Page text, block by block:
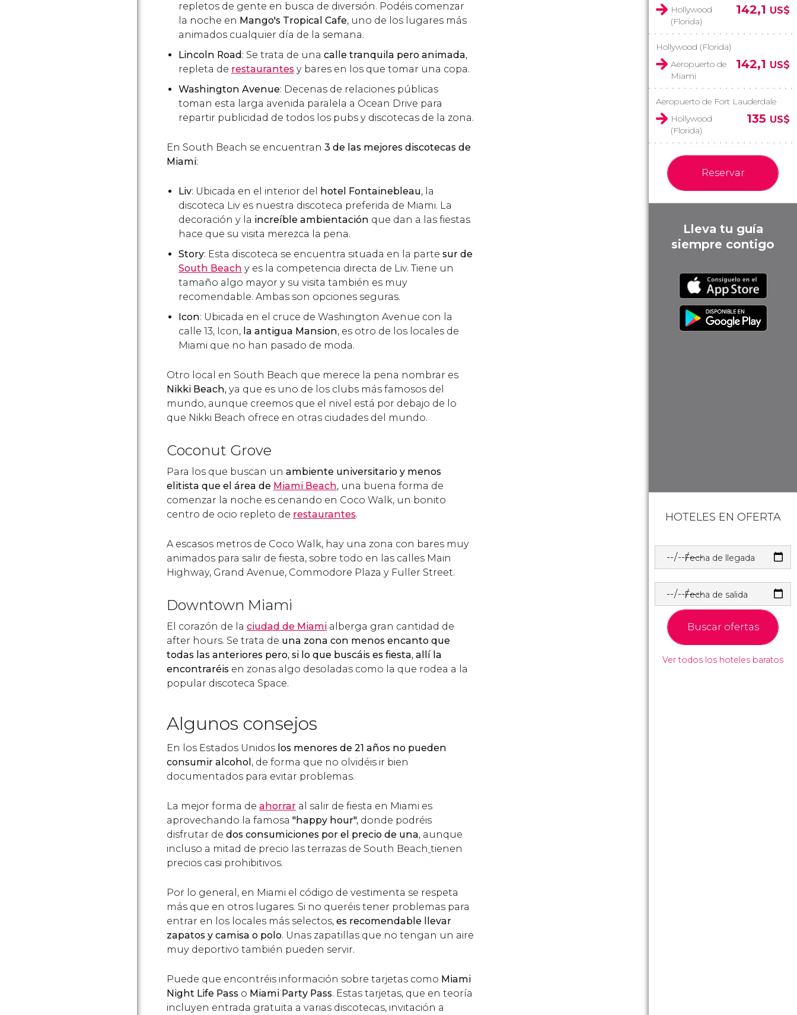
repletos de gente en busca de diversión. Podéis comenzar
la noche en Mango's Tropical Cafe, uno de los lugares más
animados cualquier día de la semana.
Lincoln Road: Se trata de una calle tranquila pero animada,
repleta de restaurantes y bares en los que tomar una copa.
Washington Avenue: Decenas de relaciones públicas
toman esta larga avenida paralela a Ocean Drive para
repartir publicidad de todos los pubs y discotecas de la zona.
En South Beach se encuentran 3 de las mejores discotecas de
Miami:
Liv: Ubicada en el interior del hotel Fontainebleau, la
discoteca Liv es nuestra discoteca preferida de Miami. La
decoración y la increíble ambientación que dan a las fiestas
hace que su visita merezca la pena.
Story: Esta discoteca se encuentra situada en la parte sur de
South Beach y es la competencia directa de Liv. Tiene un
tamaño algo mayor y su visita también es muy
recomendable. Ambas son opciones seguras.
Icon: Ubicada en el cruce de Washington Avenue con la
calle 13, Icon, la antigua Mansion, es otro de los locales de
Miami que no han pasado de moda.
Otro local en South Beach que merece la pena nombrar es
Nikki Beach, ya que es uno de los clubs más famosos del
mundo, aunque creemos que el nivel está por debajo de lo
que Nikki Beach ofrece en otras ciudades del mundo.
Coconut Grove
Para los que buscan un ambiente universitario y menos
elitista que el área de Miami Beach, una buena forma de
comenzar la noche es cenando en Coco Walk, un bonito
centro de ocio repleto de restaurantes.
A escasos metros de Coco Walk, hay una zona con bares muy
animados para salir de fiesta, sobre todo en las calles Main
Highway, Grand Avenue, Commodore Plaza y Fuller Street.
Downtown Miami
El corazón de la ciudad de Miami alberga gran cantidad de
after hours. Se trata de una zona con menos encanto que
todas las anteriores pero, si lo que buscáis es fiesta, allí la
encontraréis en zonas algo desoladas como la que rodea a la
popular discoteca Space.
Algunos consejos
En los Estados Unidos los menores de 21 años no pueden
consumir alcohol , de forma que no olvidéis ir bien
documentados para evitar problemas.
La mejor forma de ahorrar al salir de fiesta en Miami es
aprovechando la famosa "happy hour", donde podréis
disfrutar de dos consumiciones por el precio de una, aunque
incluso a mitad de precio las terrazas de South Beach tienen
precios casi prohibitivos.
Por lo general, en Miami el código de vestimenta se respeta
más que en otros lugares. Si no queréis tener problemas para
entrar en los locales más selectos, es recomendable llevar
zapatos y camisa o polo. Unas zapatillas que no tengan un aire
muy deportivo también pueden servir.
Puede que encontréis información sobre tarjetas como Miami
Night Life Pass o Miami Party Pass. Estas tarjetas, que en teoría
incluyen entrada gratuita a varias discotecas, invitación a
Hollywood
(Florida)
142,1 US$
Hollywood (Florida)
Aeropuerto de
Miami
142,1 US$
Aeropuerto de Fort Lauderdale
Hollywood
(Florida)
135 US$
Reservar
Lleva tu guía
siempre contigo
HOTELES EN OFERTA
Fecha de llegada
Fecha de salida
Buscar ofertas
Ver todos los hoteles baratos